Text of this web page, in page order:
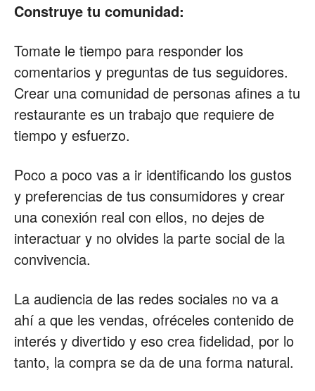
Construye tu comunidad:
Tomate le tiempo para responder los
comentarios y preguntas de tus seguidores.
Crear una comunidad de personas afines a tu
restaurante es un trabajo que requiere de
tiempo y esfuerzo.
Poco a poco vas a ir identificando los gustos
y preferencias de tus consumidores y crear
una conexión real con ellos, no dejes de
interactuar y no olvides la parte social de la
convivencia.
La audiencia de las redes sociales no va a
ahí a que les vendas, ofréceles contenido de
interés y divertido y eso crea fidelidad, por lo
tanto, la compra se da de una forma natural.